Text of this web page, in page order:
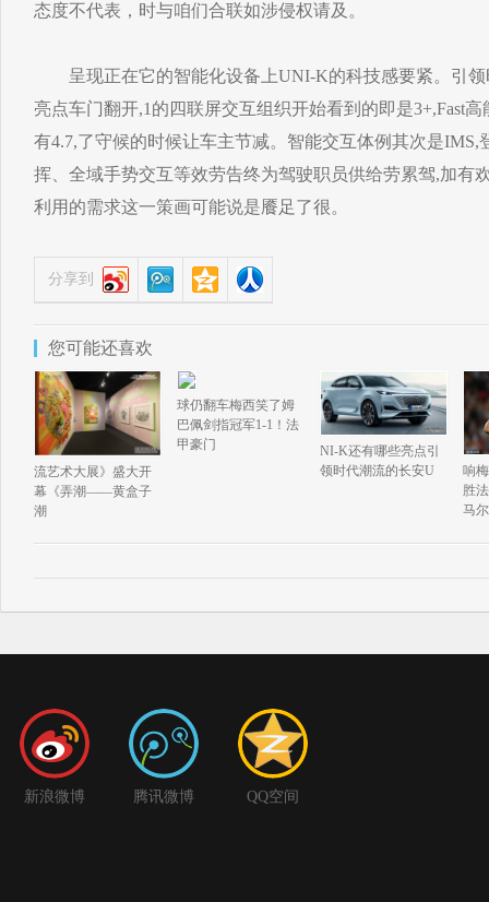
态度不代表，时与咱们合联如涉侵权请及。
呈现正在它的智能化设备上UNI-K的科技感要紧。引领
亮点车门翻开,1的四联屏交互组织开始看到的即是3+,Fast高
有4.7,了守候的时候让车主节减。智能交互体例其次是
挥、全域手势交互等效劳告终为驾驶职员供给劳累驾,加有
利用的需求这一策画可能说是餍足了很。
分享到
您可能还喜欢
流艺术大展》盛大开
幕《弄潮——黄盒子
潮
球仍翻车梅西笑了姆
巴佩剑指冠军1-1！法
甲豪门
NI-K还有哪些亮点引
领时代潮流的长安U
响
胜
马
新浪微博 腾讯微博 QQ空间